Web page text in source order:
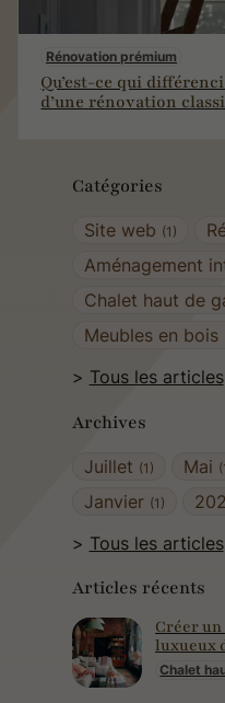
Catégories
Site web (1)
Chalet haut de
Meubles en bois
Tous les articles
Archives
Juillet (1) Mai
Janvier (1)
Tous les articles
Articles récents
Chalet
Créer
luxueux
Rénovation prémium
Qu’est-ce qui
d’une rénovation